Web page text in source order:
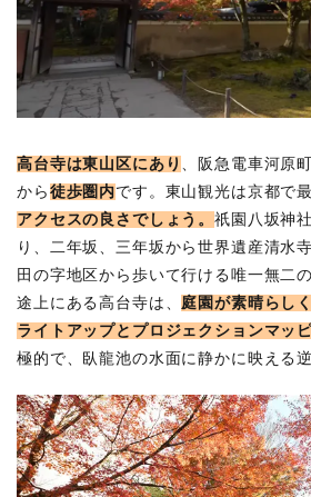
高台寺は東山区にあり
、阪急電車河原
から 徒歩圏内です。東山観光は京都で
アクセスの良さでしょう。祇園八坂神
り、二年坂、三年坂から世界遺産清水
田の字地区から歩いて行ける唯一無二
途上にある高台寺は、 庭園が素晴らし
ライトアップとプロジェクションマッ
極的で、臥龍池の水面に静かに映える